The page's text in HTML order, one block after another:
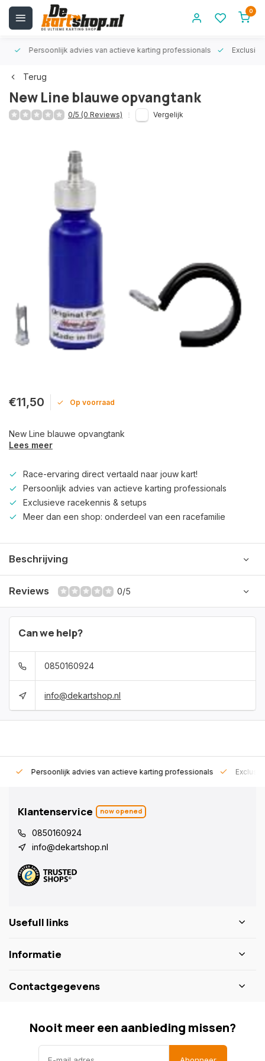
0
Persoonlijk advies van actieve karting professionals
Terug
New Line blauwe opvangtank
0/5 (0 Reviews) Vergelijk
€11,50 Op voorraad
New Line blauwe opvangtank
Lees meer
Race-ervaring direct vertaald naar jouw kart!
Persoonlijk advies van actieve karting professionals
Exclusieve racekennis & setups
Meer dan een shop: onderdeel van een racefamilie
Beschrijving
Reviews 0/5
Can we help?
0850160924
info@dekartshop.nl
Persoonlijk advies van actieve karting professionals
Klantenservice now opened
0850160924
info@dekartshop.nl
Usefull links
Informatie
Contactgegevens
Nooit meer een aanbieding missen?